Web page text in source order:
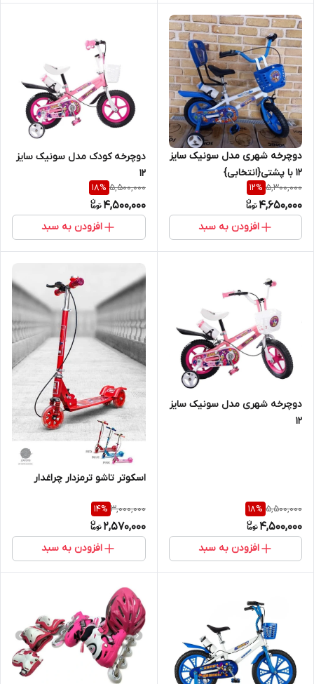
دوچرخه شهری مدل سونیک سایز
12 با پشتی{انتخابی}
5,300,000
12%
4,650,000
افزودن به سبد
دوچرخه کودک مدل سونیک سایز
12
5,500,000
18%
4,500,000
افزودن به سبد
دوچرخه شهری مدل سونیک سایز
12
5,500,000
18%
4,500,000
افزودن به سبد
اسکوتر تاشو ترمزدار چراغدار
3,000,000
14%
2,570,000
افزودن به سبد